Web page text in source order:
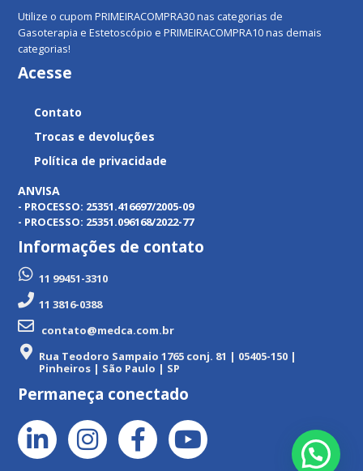
Utilize o cupom PRIMEIRACOMPRA30 nas categorias de
Gasoterapia e Estetoscópio e PRIMEIRACOMPRA10 nas demais
categorias!
Acesse
Contato
Trocas e devoluções
Política de privacidade
ANVISA
- PROCESSO: 25351.416697/2005-09
- PROCESSO: 25351.096168/2022-77
Informações de contato
11 99451-3310
11 3816-0388
contato@medca.com.br
Rua Teodoro Sampaio 1765 conj. 81 | 05405-150 |
Pinheiros | São Paulo | SP
Permaneça conectado